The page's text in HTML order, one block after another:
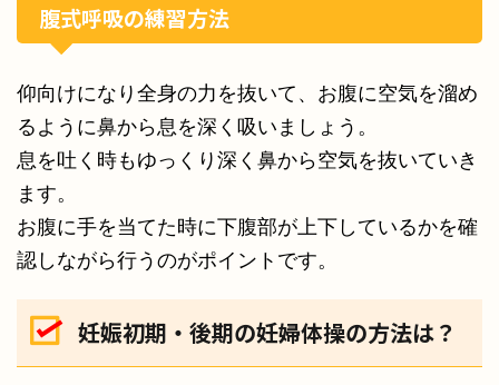
腹式呼吸の練習方法
仰向けになり全身の力を抜いて、お腹に空気を溜め
るように鼻から息を深く吸いましょう。
息を吐く時もゆっくり深く鼻から空気を抜いていき
ます。
お腹に手を当てた時に下腹部が上下しているかを確
認しながら行うのがポイントです。
妊娠初期・後期の妊婦体操の方法は？